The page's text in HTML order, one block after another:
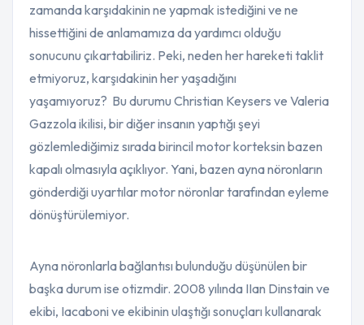
zamanda karşıdakinin ne yapmak istediğini ve ne
hissettiğini de anlamamıza da yardımcı olduğu
sonucunu çıkartabiliriz. Peki, neden her hareketi taklit
etmiyoruz, karşıdakinin her yaşadığını
yaşamıyoruz? Bu durumu Christian Keysers ve Valeria
Gazzola ikilisi, bir diğer insanın yaptığı şeyi
gözlemlediğimiz sırada birincil motor korteksin bazen
kapalı olmasıyla açıklıyor. Yani, bazen ayna nöronların
gönderdiği uyartılar motor nöronlar tarafından eyleme
dönüştürülemiyor.
Ayna nöronlarla bağlantısı bulunduğu düşünülen bir
başka durum ise otizmdir. 2008 yılında IIan Dinstain ve
ekibi, Iacaboni ve ekibinin ulaştığı sonuçları kullanarak